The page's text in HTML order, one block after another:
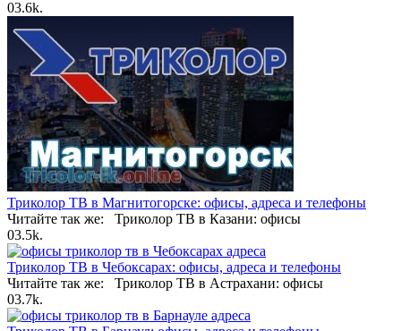
03.6k.
Триколор ТВ в Магнитогорске: офисы, адреса и телефоны
Читайте так же: Триколор ТВ в Казани: офисы
03.5k.
Триколор ТВ в Чебоксарах: офисы, адреса и телефоны
Читайте так же: Триколор ТВ в Астрахани: офисы
03.7k.